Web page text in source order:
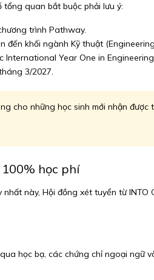
quan bắt buộc phải lưu ý:
trình Pathway.
đến khối ngành Kỹ thuật
Year One in
3/2027.
cho những học sinh mới nhận
học phí
này, Hội đồng xét tuyển từ
học bạ, các chứng chỉ ngoại